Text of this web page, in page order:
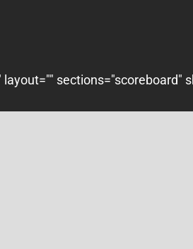
sections="scoreboard"